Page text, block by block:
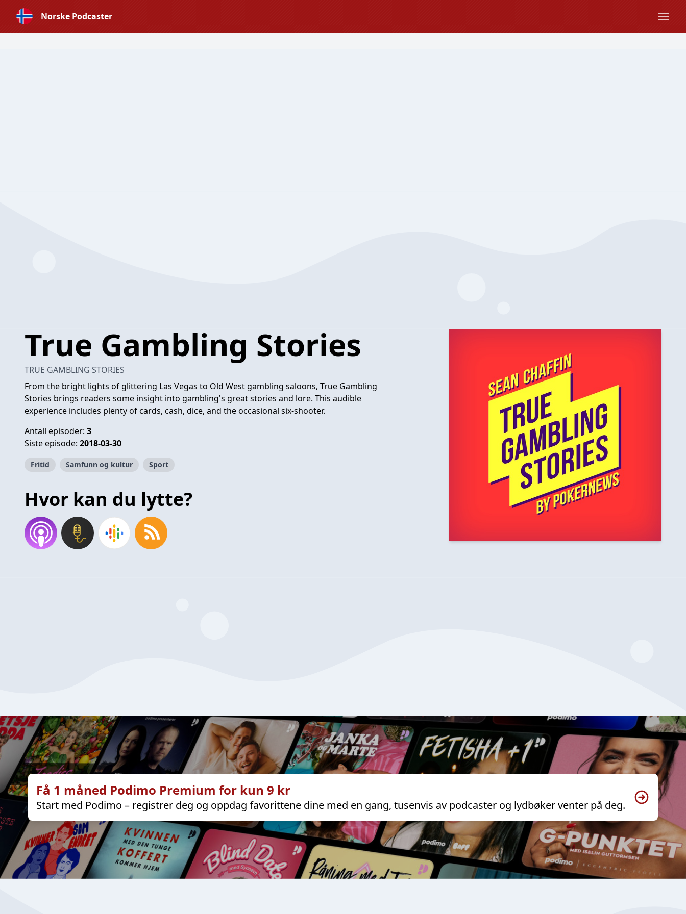
Norske Podcaster
True Gambling Stories
TRUE GAMBLING STORIES
From the bright lights of glittering Las Vegas to Old West gambling saloons, True Gambling
Stories brings readers some insight into gambling's great stories and lore. This audible
experience includes plenty of cards, cash, dice, and the occasional six-shooter.
Antall episoder: 3
Siste episode: 2018-03-30
Fritid Samfunn og kultur Sport
Hvor kan du lytte?
Få 1 måned Podimo Premium for kun 9 kr
Start med Podimo – registrer deg og oppdag favorittene dine med en gang, tusenvis av podcaster og lydbøker venter på deg.